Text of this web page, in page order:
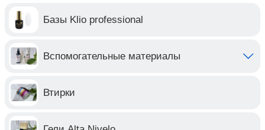
Базы Klio professional
Вспомогательные материалы
Втирки